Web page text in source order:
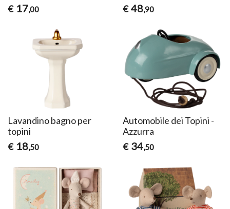
€ 17,00
€ 48,90
Lavandino bagno per
topini
€ 18,50
Automobile dei Topini -
Azzurra
€ 34,50